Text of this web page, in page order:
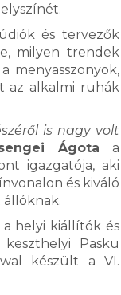
és tervezők
milyen trendek
menyasszonyok,
az alkalmi ruhák
is nagy volt
Ágota a
igazgatója, aki
és kiváló
helyi kiállítók és
Pasku
készült a VI.